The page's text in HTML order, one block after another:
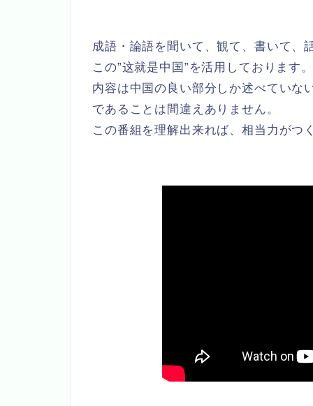
成語・論語を聞いて、観て、書いて、
この”这就是中国”を活用しております。
内容は中国の良い部分しか述べていな
であることは間違えありません。
この番組を理解出来れば、相当力がつ